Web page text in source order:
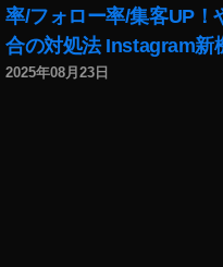
率/フォロー率/集客UP！
合の対処法 Instagram新
2025年08月23日